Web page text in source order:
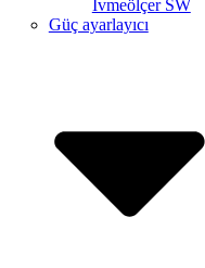
İvmeölçer SW
Güç ayarlayıcı